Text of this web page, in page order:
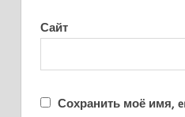
Сайт
Сохранить моё имя,